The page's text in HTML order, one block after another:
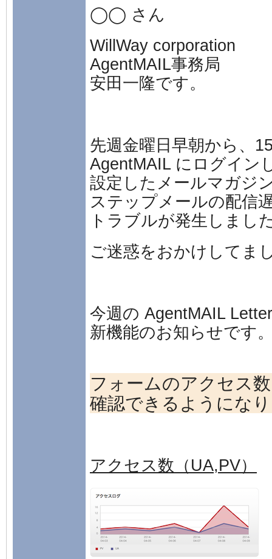
◯◯ さん
WillWay corporation
AgentMAIL事務局
安田一隆です。
先週金曜日早朝から、
AgentMAIL にログイン
設定したメールマガジ
ステップメールの配信
トラブルが発生しまし
ご迷惑をおかけしてま
今週の AgentMAIL
新機能のお知らせです
フォームのアクセス
確認できるようにな
アクセス数（UA,PV）